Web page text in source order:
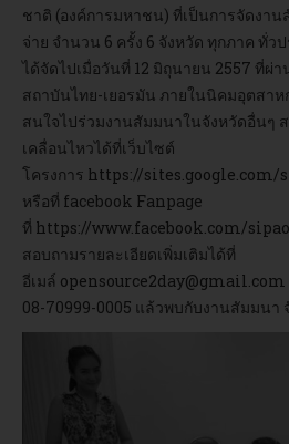
ชาติ (องค์การมหาชน) ที่เป็นการจัดงา
จ่าย จำนวน 6 ครั้ง 6 จังหวัด ทุกภาค ทั่ว
ได้จัดไปเมื่อวันที่ 12 มิถุนายน 2557 ที่ผ่า
สถาบันไทย-เยอรมัน ภายในนิคมอุตสา
สนใจไปร่วมงานสัมมนาในจังหวัดอื่นๆ
เคลื่อนไหวได้ที่เว็บไซต์
โครงการ https://
หรือที่ facebook Fanpage
ที่ https://www.facebook.com/
สอบถามรายละเอียดเพิ่มเติมได้ที่
อีเมล์ opensource2day@gmail.com
08-70999-0005 แล้วพบกับงานสัมมนา